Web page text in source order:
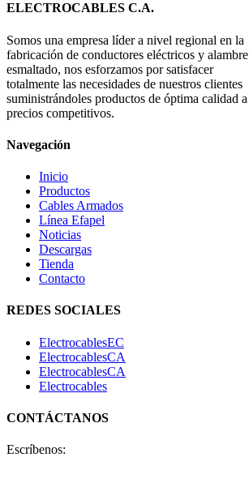
ELECTROCABLES C.A.
Somos una empresa líder a nivel regional en la
fabricación de conductores eléctricos y alambre
esmaltado, nos esforzamos por satisfacer
totalmente las necesidades de nuestros clientes
suministrándoles productos de óptima calidad a
precios competitivos.
Navegación
Inicio
Productos
Cables Armados
Línea Efapel
Noticias
Descargas
Tienda
Contacto
REDES SOCIALES
ElectrocablesEC
ElectrocablesCA
ElectrocablesCA
Electrocables
CONTÁCTANOS
Escríbenos: